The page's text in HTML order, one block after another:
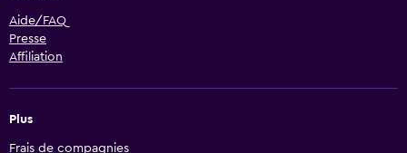
Aide/FAQ
Presse
Affiliation
Plus
Frais de compagnies